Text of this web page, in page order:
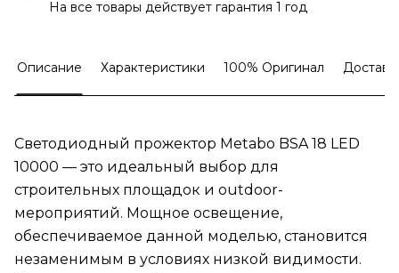
На все товары действует гарантия 1 год
Описание Характеристики 100% Оригинал
Светодиодный прожектор Metabo BSA 18 LED
10000 — это идеальный выбор для
строительных площадок и outdoor-
мероприятий. Мощное освещение,
обеспечиваемое данной моделью, становится
незаменимым в условиях низкой видимости.